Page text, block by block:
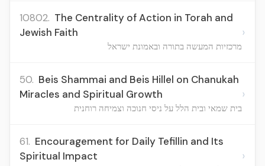
10802. The Centrality of Action in Torah and
Jewish Faith
מרכזיות המעשה בתורה ובאמונת ישראל
›
50. Beis Shammai and Beis Hillel on Chanukah
Miracles and Spiritual Growth
בית שמאי ובית הלל על ניסי חנוכה וצמיחה רוחנית
›
61. Encouragement for Daily Tefillin and Its
Spiritual Impact
›